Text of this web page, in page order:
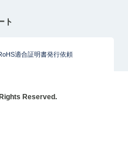
ト
適合証明書発行依頼
Reserved.